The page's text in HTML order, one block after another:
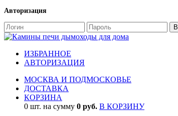
Авторизация
ИЗБРАННОЕ
АВТОРИЗАЦИЯ
МОСКВА И ПОДМОСКОВЬЕ
ДОСТАВКА
КОРЗИНА
0 шт. на сумму 0 руб. В КОРЗИНУ